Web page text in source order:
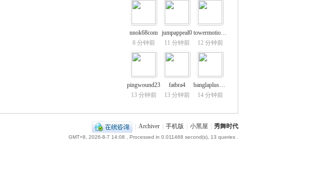
nnok68com
8 分钟前
jumpappeal0
11 分钟前
towermotion11
12 分钟前
pingwound23
13 分钟前
fatbra4
13 分钟前
banglaplus88io
14 分钟前
Archiver 手机版 小黑屋 秀舞时代
GMT+8, 2026-8-7 14:08 , Processed in 0.011468 second(s), 13 queries .